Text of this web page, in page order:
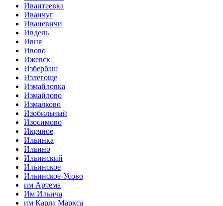
Ивантеевка
Иванчуг
Ивацевичи
Ивдель
Ивня
Ивово
Ижевск
Избербаш
Излегоще
Измайловка
Измайлово
Измалково
Изобильный
Изосимово
Икряное
Ильинка
Ильино
Ильинский
Ильинское
Ильинское-Усово
им Артема
Им Ильича
им Карла Маркса